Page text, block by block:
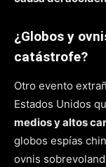
¿Globos y
catástrofe?
Otro evento
Estados Unidos
medios y altos
globos espías
ovnis